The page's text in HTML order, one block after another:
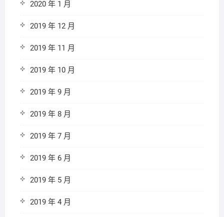
2020 年 1 月
2019 年 12 月
2019 年 11 月
2019 年 10 月
2019 年 9 月
2019 年 8 月
2019 年 7 月
2019 年 6 月
2019 年 5 月
2019 年 4 月